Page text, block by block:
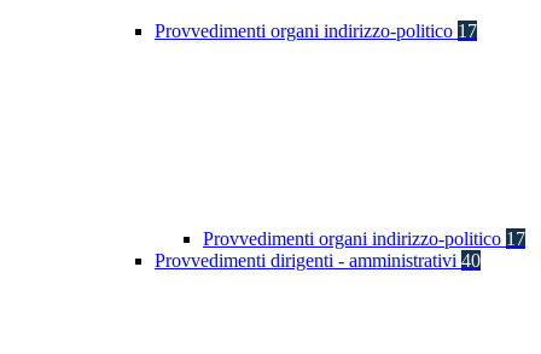
Provvedimenti organi indirizzo-politico 17
Provvedimenti organi indirizzo-politico 17
Provvedimenti dirigenti - amministrativi 40